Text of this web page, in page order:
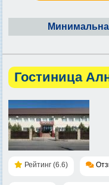
Гостиница
Рейтинг (6.6)